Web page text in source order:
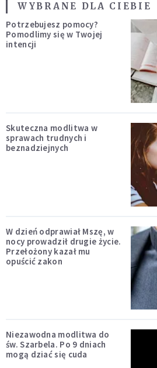
WYBRANE DLA CIEBIE
Potrzebujesz pomocy?
Pomodlimy się w Twojej
intencji
Skuteczna modlitwa w
sprawach trudnych i
beznadziejnych
W dzień odprawiał Mszę, w
nocy prowadził drugie życie.
Przełożony kazał mu
opuścić zakon
Niezawodna modlitwa do
św. Szarbela. Po 9 dniach
mogą dziać się cuda